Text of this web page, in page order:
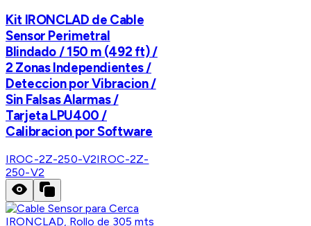
Kit IRONCLAD de Cable
Sensor Perimetral
Blindado / 150 m (492 ft) /
2 Zonas Independientes /
Deteccion por Vibracion /
Sin Falsas Alarmas /
Tarjeta LPU400 /
Calibracion por Software
IROC-2Z-250-V2IROC-2Z-
250-V2